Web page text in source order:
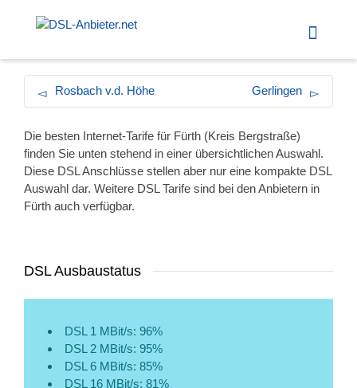
Rosbach v.d. Höhe Gerlingen
Die besten Internet-Tarife für Fürth (Kreis Bergstraße)
finden Sie unten stehend in einer übersichtlichen Auswahl.
Diese DSL Anschlüsse stellen aber nur eine kompakte DSL
Auswahl dar. Weitere DSL Tarife sind bei den Anbietern in
Fürth auch verfügbar.
DSL Ausbaustatus
DSL 1 MBit/s: 96%
DSL 2 MBit/s: 95%
DSL 6 MBit/s: 85%
DSL 16 MBit/s: 81%